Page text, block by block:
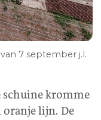
7 september j.l.
schuine kromme
oranje lijn. De